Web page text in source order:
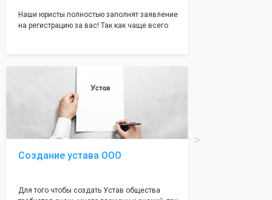
Наши юристы полностью заполнят заявление
на регистрацию за вас! Так как чаще всего
большая часть отказов - наши юристы с
оформление самого сложного документа на
себя! Многолетний опыт работы наших
юристов позволяет оформлять заявление без
ошибок, тем самым гарантируя вам
успешную регистрацию в налоговой
Создание устава ООО
Для того чтобы создать Устав общества